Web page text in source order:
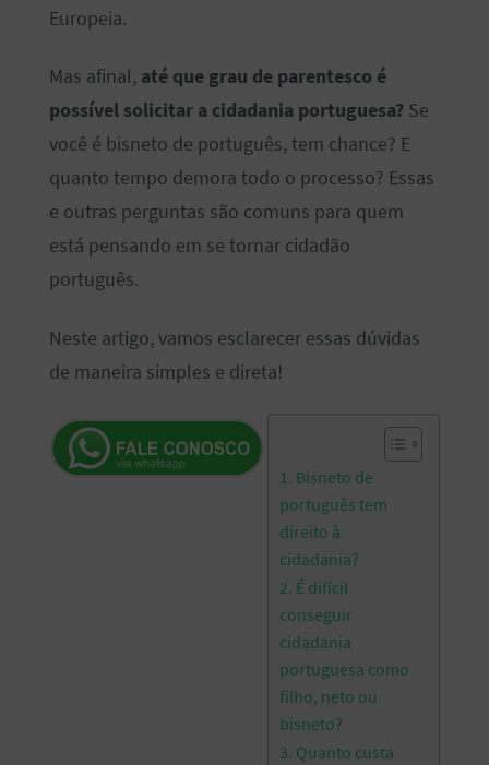
Europeia.
Mas afinal, até que grau de parentesco é
possível solicitar a cidadania portuguesa?Se
você é bisneto de português, tem chance? E
quanto tempo demora todo o processo? Essas
e outras perguntas são comuns para quem
está pensando em se tornar cidadão
português.
Neste artigo, vamos esclarecer essas dúvidas
de maneira simples e direta!
1. Bisneto de
português tem
direito à
cidadania?
2. É difícil
conseguir
cidadania
portuguesa como
filho, neto ou
bisneto?
3. Quanto custa